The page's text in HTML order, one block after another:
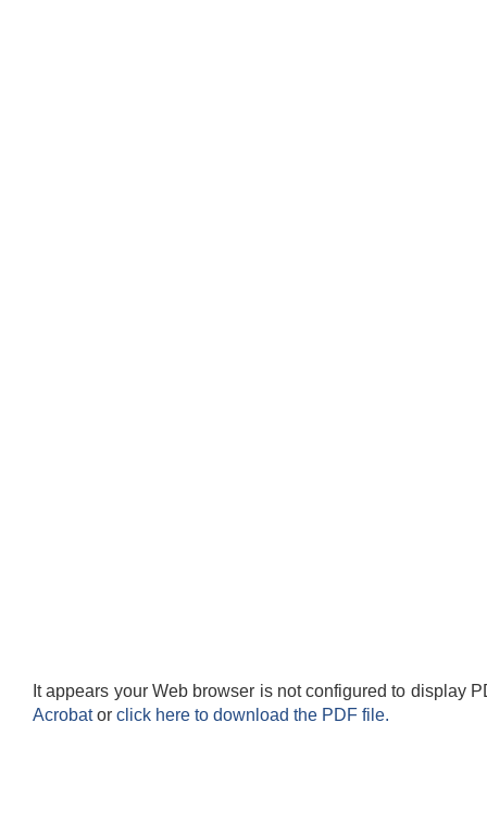
It appears your Web browser is not configured to display
Acrobator click here to download the PDF file.